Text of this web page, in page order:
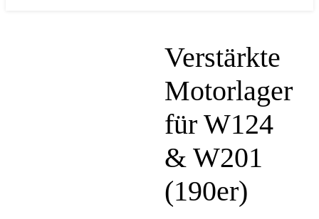
Verstärkte
Motorlager
für W124
& W201
(190er)